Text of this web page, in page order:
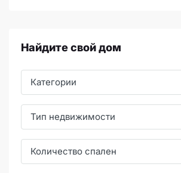
Найдите свой дом
Категории
Тип недвижимости
Количество спален